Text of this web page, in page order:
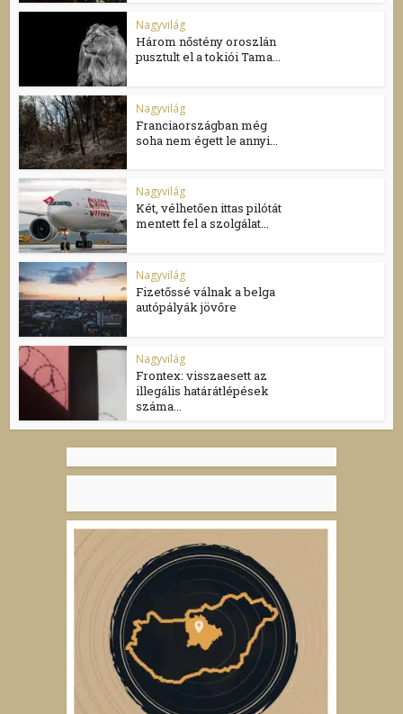
Nagyvilág
Három nőstény oroszlán
pusztult el a tokiói Tama...
Nagyvilág
Franciaországban még
soha nem égett le annyi...
Nagyvilág
Két, vélhetően ittas pilótát
mentett fel a szolgálat...
Nagyvilág
Fizetőssé válnak a belga
autópályák jövőre
Nagyvilág
Frontex: visszaesett az
illegális határátlépések
száma...